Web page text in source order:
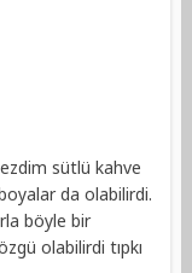
sütlü kahve
da olabilirdi.
böyle bir
olabilirdi tıpkı